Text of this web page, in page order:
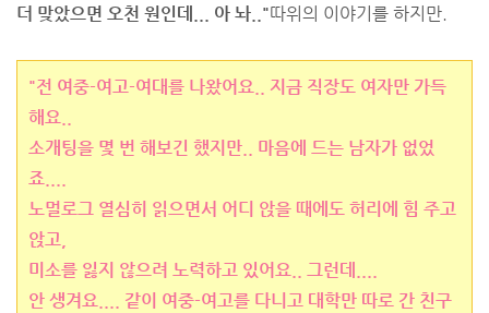
더 맞았으면 오천 원인데... 아 놔.."따위의 이야기를 하지만.
"전 여중-여고-여대를 나왔어요.. 지금 직장도 여자만 가득
해요..
소개팅을 몇 번 해보긴 했지만.. 마음에 드는 남자가 없었
죠....
노멀로그 열심히 읽으면서 어디 앉을 때에도 허리에 힘 주고
앉고,
미소를 잃지 않으려 노력하고 있어요.. 그런데....
안 생겨요.... 같이 여중-여고를 다니고 대학만 따로 간 친구